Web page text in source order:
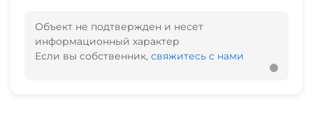
Объект не подтвержден и несет
информационный характер
Если вы собственник, свяжитесь с нами